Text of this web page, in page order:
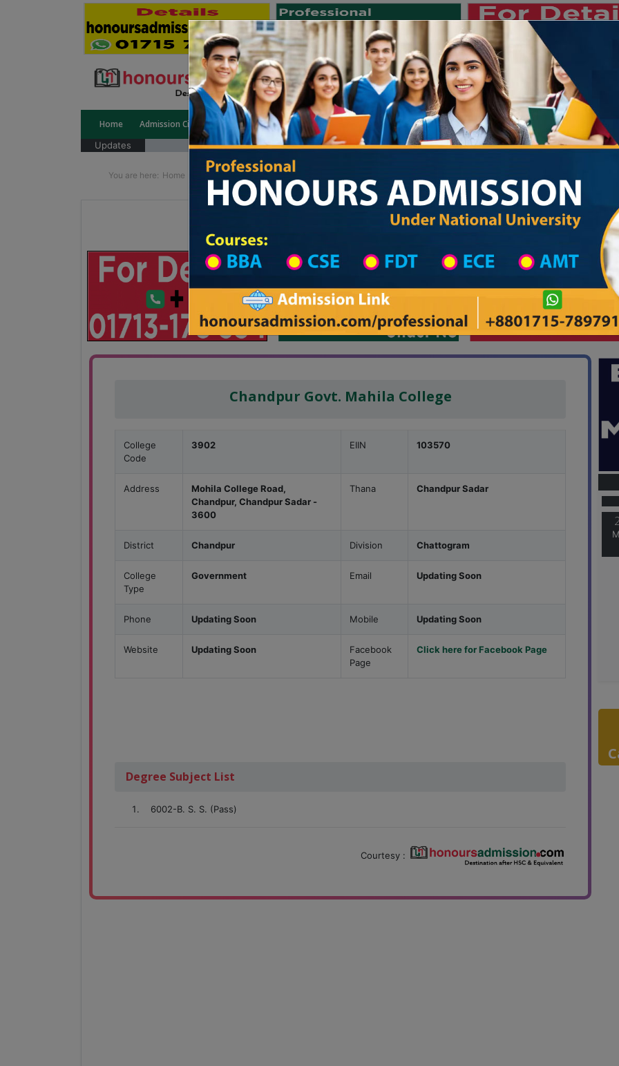
Home Admission Circular Public University Private University International University University College
Updates জাতীয় বিশ্ববিদ্যালয় ২০২৫-২৬ শিক্ষাবর্ষের ১ম
You are here: Home Degree College All Division
Private University Admission
Chandpur Govt. Mahila College
College
Code
3902 EIIN 103570
Address
Mohila College Road,
Chandpur, Chandpur Sadar -
3600
Thana Chandpur Sadar
District Chandpur Division Chattogram
College
Type
Government Email Updating Soon
Phone Updating Soon Mobile Updating Soon
Website Updating Soon
Facebook
Page
Click here for Facebook Page
Degree Subject List
6002-B. S. S. (Pass)
Courtesy :